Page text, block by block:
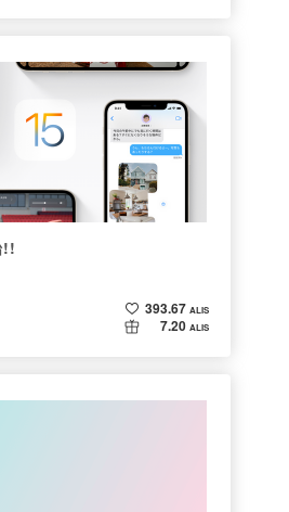
!!
393.67 ALIS
7.20 ALIS